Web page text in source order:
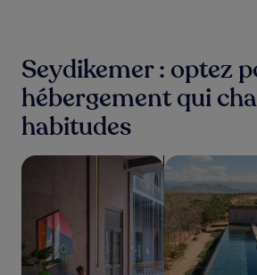
24 dernières
heures
sur
la
base
d’un
séjour
d’une
2 adultes.
prix
et
Seydikemer : optez
hébergement qui
habitudes
Rechercher des hébergements
Rechercher